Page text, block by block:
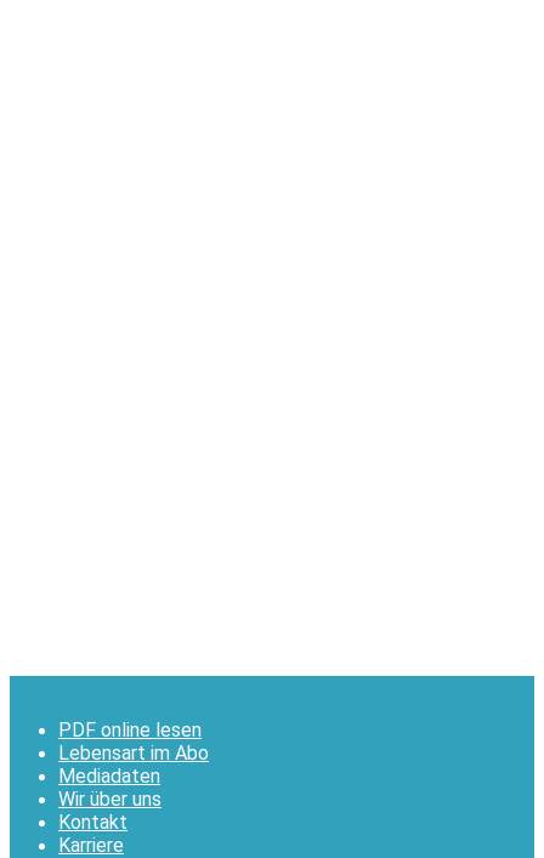
PDF online lesen
Lebensart im Abo
Mediadaten
Wir über uns
Kontakt
Karriere